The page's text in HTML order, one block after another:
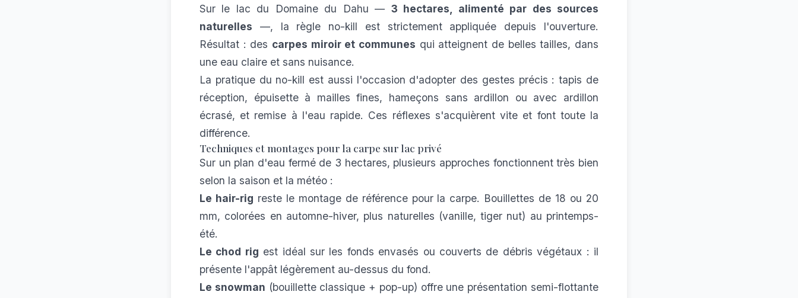
Sur le lac du Domaine du Dahu — 3 hectares, alimenté par des sources
naturelles —, la règle no-kill est strictement appliquée depuis l'ouverture.
Résultat : des carpes miroir et communes qui atteignent de belles tailles, dans
une eau claire et sans nuisance.
La pratique du no-kill est aussi l'occasion d'adopter des gestes précis : tapis de
réception, épuisette à mailles fines, hameçons sans ardillon ou avec ardillon
écrasé, et remise à l'eau rapide. Ces réflexes s'acquièrent vite et font toute la
différence.
Techniques et montages pour la carpe sur lac privé
Sur un plan d'eau fermé de 3 hectares, plusieurs approches fonctionnent très bien
selon la saison et la météo :
Le hair-rig reste le montage de référence pour la carpe. Bouillettes de 18 ou 20
mm, colorées en automne-hiver, plus naturelles (vanille, tiger nut) au printemps-
été.
Le chod rig est idéal sur les fonds envasés ou couverts de débris végétaux : il
présente l'appât légèrement au-dessus du fond.
Le snowman (bouillette classique + pop-up) offre une présentation semi-flottante